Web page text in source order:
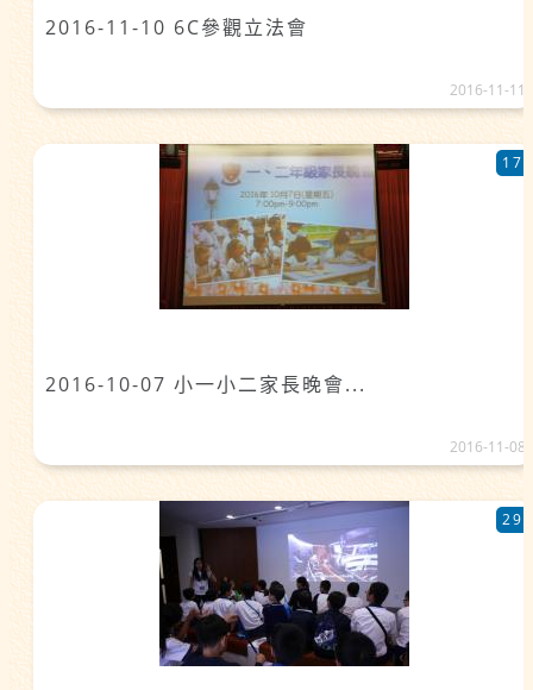
2016-11-10 6C參觀立法會
2016-11-11
2016-10-07 小一小二家長晚會...
17
2016-11-08
29